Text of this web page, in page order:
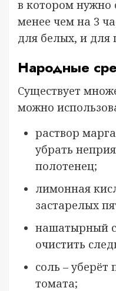
в котором нужно
менее чем на 3
для белых, и для
Народные
Существует
можно
раствор
убрать
полотенец;
лимонная
застарелых
нашатырный
очистить
соль – уберёт
томата;